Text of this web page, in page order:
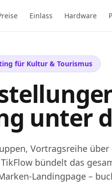
Einlass Hardware
für Kultur & Tourismus
unter
Vortragsreihe über
bündelt das
Landingpage –